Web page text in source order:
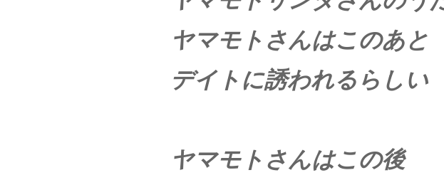
ヤマモトさんはこのあと
デイトに誘われるらしい
ヤマモトさんはこの後